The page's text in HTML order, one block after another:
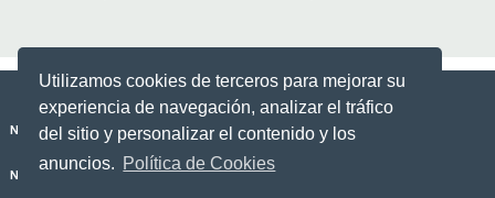
Utilizamos cookies de terceros para mejorar su
experiencia de navegación, analizar el tráfico
del sitio y personalizar el contenido y los
anuncios. Política de Cookies
Nuestros dulces personalizados
No Sólo Dulce